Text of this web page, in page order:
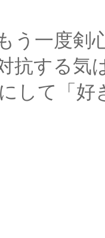
が、
すっか
して「